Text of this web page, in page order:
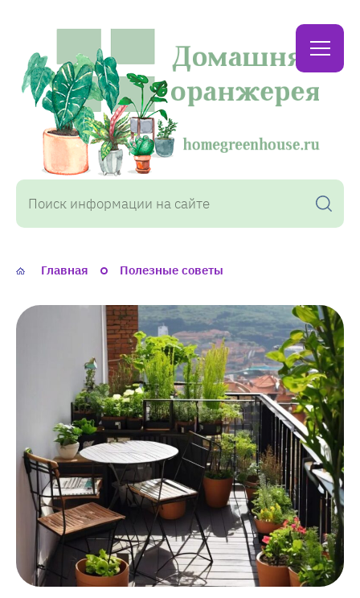
Домашняя
оранжерея
Главная Полезные советы